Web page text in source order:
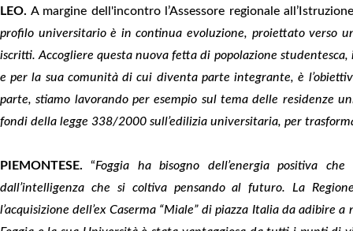
LEO. A margine dell'incontro l’Assessore regionale
profilo universitario è in continua evoluzione, proiettato verso
iscritti. Accogliere questa nuova fetta di popolazione
e per la sua comunità di cui diventa parte integrante, è
parte, stiamo lavorando per esempio sul tema delle residenze
fondi della legge 338/2000 sull’edilizia universitaria, per
PIEMONTESE. “Foggia ha bisogno dell’energia positiva
dall’intelligenza che si coltiva pensando al futuro. La
l’acquisizione dell’ex Caserma “Miale” di piazza Italia da